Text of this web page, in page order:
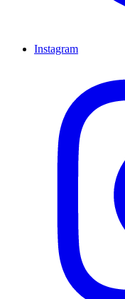
Instagram